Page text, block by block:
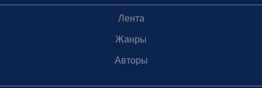
Лента
Жанры
Авторы